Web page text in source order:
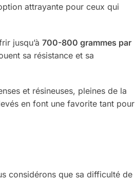
attrayante pour ceux qui
jusqu’à 700-800 grammes par
sa résistance et sa
et résineuses, pleines de la
en font une favorite tant pour
considérons que sa difficulté de